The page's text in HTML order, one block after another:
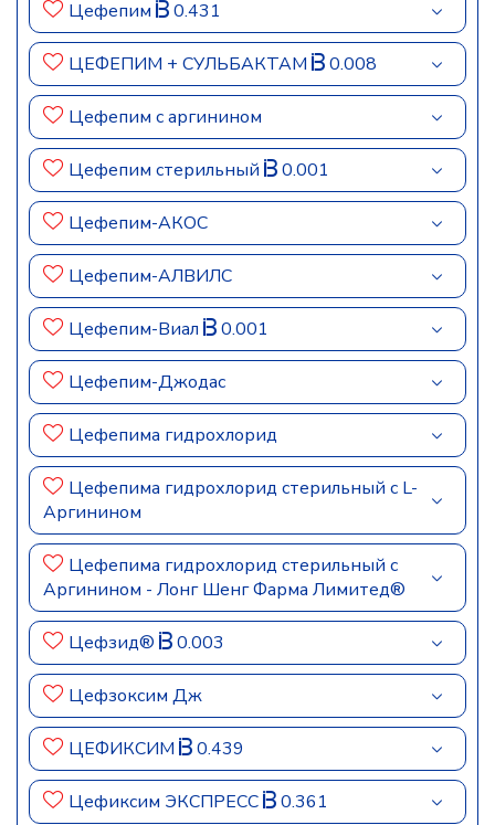
Цефепим 0.431
ЦЕФЕПИМ + СУЛЬБАКТАМ 0.008
Цефепим c аргинином
Цефепим стерильный 0.001
Цефепим-АКОС
Цефепим-АЛВИЛС
Цефепим-Виал 0.001
Цефепим-Джодас
Цефепима гидрохлорид
Цефепима гидрохлорид стерильный с L-
Аргинином
Цефепима гидрохлорид стерильный с
Аргинином - Лонг Шенг Фарма Лимитед®
Цефзид® 0.003
Цефзоксим Дж
ЦЕФИКСИМ 0.439
Цефиксим ЭКСПРЕСС 0.361